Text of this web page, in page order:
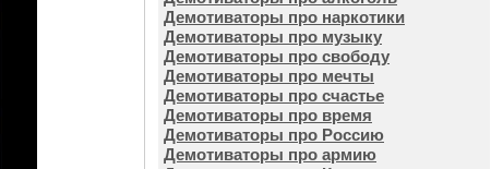
Демотиваторы про наркотики
Демотиваторы про музыку
Демотиваторы про свободу
Демотиваторы про мечты
Демотиваторы про счастье
Демотиваторы про время
Демотиваторы про Россию
Демотиваторы про армию